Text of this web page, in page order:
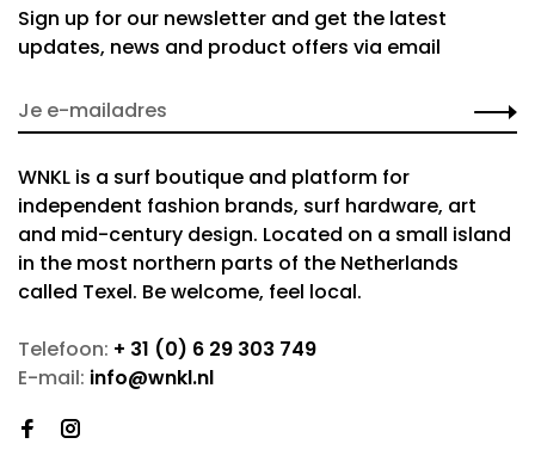
Sign up for our newsletter and get the latest
updates, news and product offers via email
WNKL is a surf boutique and platform for
independent fashion brands, surf hardware, art
and mid-century design. Located on a small island
in the most northern parts of the Netherlands
called Texel. Be welcome, feel local.
Telefoon: + 31 (0) 6 29 303 749
E-mail: info@wnkl.nl